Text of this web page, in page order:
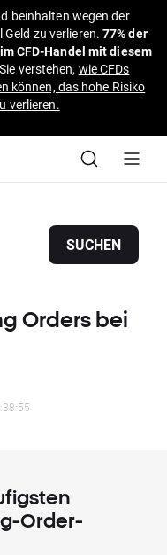
beinhalten wegen der
Geld zu verlieren.77% der
CFD-Handel mit diesem
verstehen, wie CFDs
können, das hohe Risiko
verlieren.
SUCHEN
Orders bei
Order-